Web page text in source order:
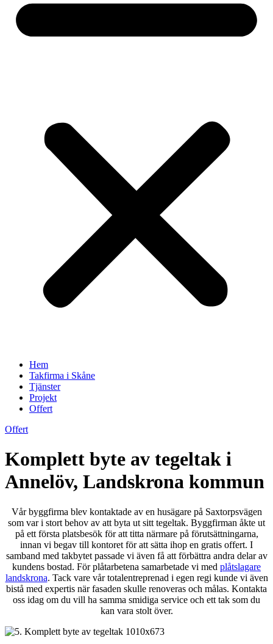
Hem
Takfirma i Skåne
Tjänster
Projekt
Offert
Offert
Komplett byte av tegeltak i
Annelöv, Landskrona kommun
Vår byggfirma blev kontaktade av en husägare på Saxtorpsvägen
som var i stort behov av att byta ut sitt tegeltak. Byggfirman åkte ut
på ett första platsbesök för att titta närmare på förutsättningarna,
innan vi begav till kontoret för att sätta ihop en gratis offert. I
samband med takbytet passade vi även få att förbättra andra delar av
kundens bostad. För plåtarbetena samarbetade vi med plåtslagare
landskrona. Tack vare vår totalentreprenad i egen regi kunde vi även
bistå med expertis när fasaden skulle renoveras och målas. Kontakta
oss idag om du vill ha samma smidiga service och ett tak som du
kan vara stolt över.